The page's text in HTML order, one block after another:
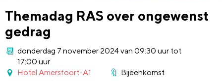
Themadag RAS over ongewenst
gedrag
donderdag 7 november 2024 van 09:30 uur tot
17:00 uur
Hotel Amersfoort-A1
Bijeenkomst